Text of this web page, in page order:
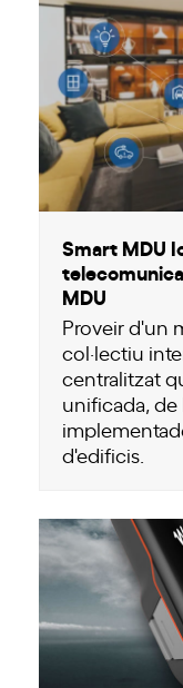
Smart MDU
MDU
Proveir d'un
col·lectiu
centralitzat
unificada,
d'edificis.